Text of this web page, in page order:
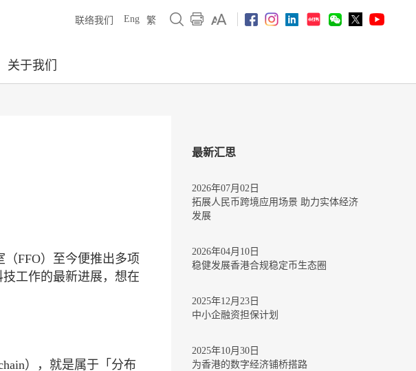
联络我们 Eng 繁
关于我们
FFO）至今便推出多项
工作的最新进展，想在
），就是属于「分布
最新汇思
2026年07月02日
拓展人民币跨境应用场景 助力实体经济
发展
2026年04月10日
稳健发展香港合规稳定币生态圈
2025年12月23日
中小企融资担保计划
2025年10月30日
为香港的数字经济铺桥搭路